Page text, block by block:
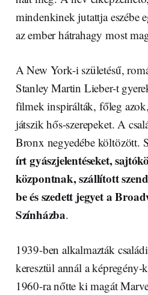
mindenkinek jutattja eszébe
az ember hátrahagy most
A New York-i születésű,
Stanley Martin Lieber-t
filmek inspirálták, főleg
játszik hős-szerepeket. A
Bronx negyedébe költözött.
írt gyászjelentéseket,
központnak, szállított
be és szedett jegyet a
Színházba.
1939-ben alkalmazták
keresztül annál a képregény-
1960-ra nőtte ki magát